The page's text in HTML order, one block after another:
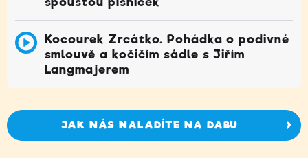
Kocourek Zrcátko. Pohádka o podivné
smlouvě a kočičím sádle s Jiřím
Langmajerem
JAK NÁS NALADÍTE NA DABU